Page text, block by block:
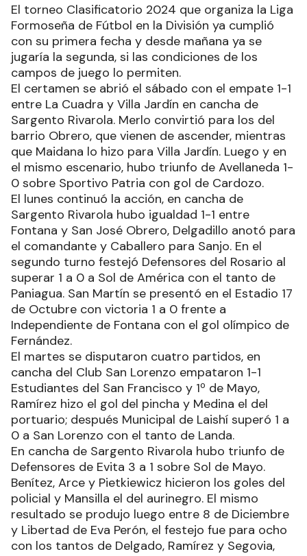
El torneo Clasificatorio 2024 que organiza la Liga
Formoseña de Fútbol en la División ya cumplió
con su primera fecha y desde mañana ya se
jugaría la segunda, si las condiciones de los
campos de juego lo permiten.
El certamen se abrió el sábado con el empate 1-1
entre La Cuadra y Villa Jardín en cancha de
Sargento Rivarola. Merlo convirtió para los del
barrio Obrero, que vienen de ascender, mientras
que Maidana lo hizo para Villa Jardín. Luego y en
el mismo escenario, hubo triunfo de Avellaneda 1-
0 sobre Sportivo Patria con gol de Cardozo.
El lunes continuó la acción, en cancha de
Sargento Rivarola hubo igualdad 1-1 entre
Fontana y San José Obrero, Delgadillo anotó para
el comandante y Caballero para Sanjo. En el
segundo turno festejó Defensores del Rosario al
superar 1 a 0 a Sol de América con el tanto de
Paniagua. San Martín se presentó en el Estadio 17
de Octubre con victoria 1 a 0 frente a
Independiente de Fontana con el gol olímpico de
Fernández.
El martes se disputaron cuatro partidos, en
cancha del Club San Lorenzo empataron 1-1
Estudiantes del San Francisco y 1º de Mayo,
Ramírez hizo el gol del pincha y Medina el del
portuario; después Municipal de Laishí superó 1 a
0 a San Lorenzo con el tanto de Landa.
En cancha de Sargento Rivarola hubo triunfo de
Defensores de Evita 3 a 1 sobre Sol de Mayo.
Benítez, Arce y Pietkiewicz hicieron los goles del
policial y Mansilla el del aurinegro. El mismo
resultado se produjo luego entre 8 de Diciembre
y Libertad de Eva Perón, el festejo fue para ocho
con los tantos de Delgado, Ramírez y Segovia,